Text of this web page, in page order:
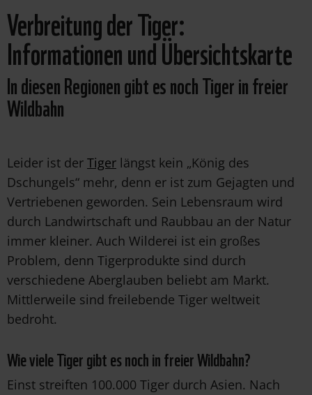
Verbreitung der Tiger:
Informationen und Übersichtskarte
In diesen Regionen gibt es noch Tiger in freier
Wildbahn
Leider ist der Tiger längst kein „König des
Dschungels“ mehr, denn er ist zum Gejagten und
Vertriebenen geworden. Sein Lebensraum wird
durch Landwirtschaft und Raubbau an der Natur
immer kleiner. Auch Wilderei ist ein großes
Problem, denn Tigerprodukte sind durch
verschiedene Aberglauben beliebt am Markt.
Mittlerweile sind freilebende Tiger weltweit
bedroht.
Wie viele Tiger gibt es noch in freier Wildbahn?
Einst streiften 100.000 Tiger durch Asien. ​Nach